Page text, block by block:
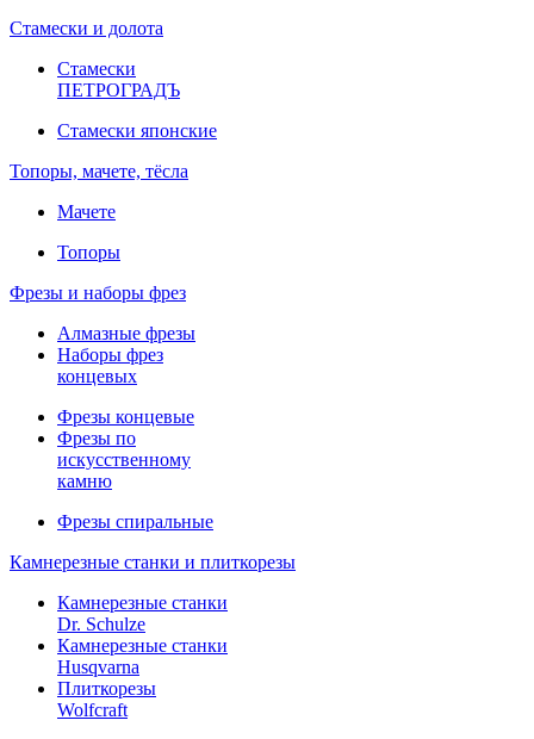
Стамески и долота
Стамески
ПЕТРОГРАДЪ
Стамески японские
Топоры, мачете, тёсла
Мачете
Топоры
Фрезы и наборы фрез
Алмазные фрезы
Наборы фрез
концевых
Фрезы концевые
Фрезы по
искусственному
камню
Фрезы спиральные
Камнерезные станки и плиткорезы
Камнерезные станки
Dr. Schulze
Камнерезные станки
Husqvarna
Плиткорезы
Wolfcraft